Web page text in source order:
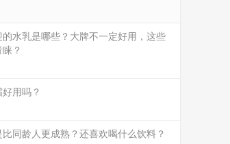
水乳是哪些？大牌不一定好用，这些
？
用吗？
同龄人更成熟？还喜欢喝什么饮料？